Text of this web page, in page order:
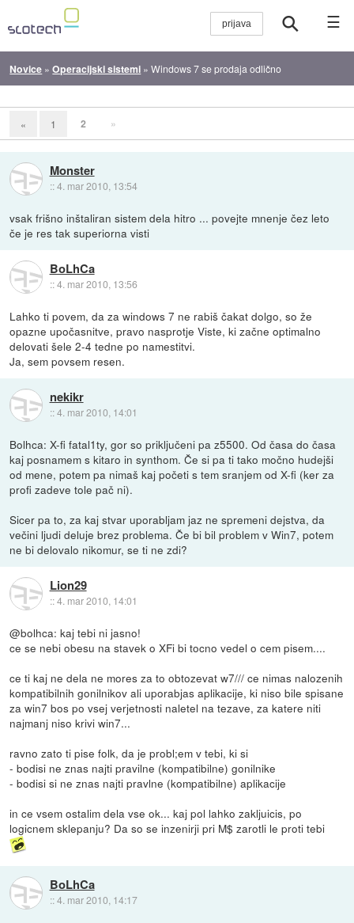
☰
Novice »Operacijski sistemi »Windows 7 se prodaja odlično
« 1 2 »
Monster
::4. mar 2010, 13:54
vsak frišno inštaliran sistem dela hitro ... povejte mnenje čez leto
če je res tak superiorna visti
BoLhCa
::4. mar 2010, 13:56
Lahko ti povem, da za windows 7 ne rabiš čakat dolgo, so že
opazne upočasnitve, pravo nasprotje Viste, ki začne optimalno
delovati šele 2-4 tedne po namestitvi.
Ja, sem povsem resen.
nekikr
::4. mar 2010, 14:01
Bolhca: X-fi fatal1ty, gor so priključeni pa z5500. Od časa do časa
kaj posnamem s kitaro in synthom. Če si pa ti tako močno hudejši
od mene, potem pa nimaš kaj početi s tem sranjem od X-fi (ker za
profi zadeve tole pač ni).
Sicer pa to, za kaj stvar uporabljam jaz ne spremeni dejstva, da
večini ljudi deluje brez problema. Če bi bil problem v Win7, potem
ne bi delovalo nikomur, se ti ne zdi?
Lion29
::4. mar 2010, 14:01
@bolhca: kaj tebi ni jasno!
ce se nebi obesu na stavek o XFi bi tocno vedel o cem pisem....
ce ti kaj ne dela ne mores za to obtozevat w7/// ce nimas nalozenih
kompatibilnih gonilnikov ali uporabjas aplikacije, ki niso bile spisane
za win7 bos po vsej verjetnosti naletel na tezave, za katere niti
najmanj niso krivi win7...
ravno zato ti pise folk, da je probl;em v tebi, ki si
- bodisi ne znas najti pravilne (kompatibilne) gonilnike
- bodisi si ne znas najti pravlne (kompatibilne) aplikacije
in ce vsem ostalim dela vse ok... kaj pol lahko zakljuicis, po
logicnem sklepanju? Da so se inzenirji pri M$ zarotli le proti tebi
BoLhCa
::4. mar 2010, 14:17